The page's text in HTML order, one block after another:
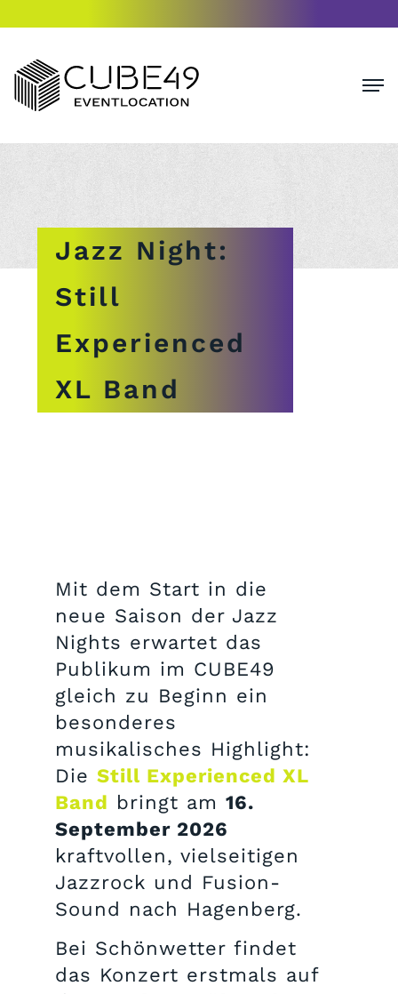
Jazz Night:
Still
Experienced
XL Band
Mit dem Start in die
neue Saison der Jazz
Nights erwartet das
Publikum im CUBE49
gleich zu Beginn ein
besonderes
musikalisches Highlight:
Die Still Experienced XL
Band bringt am 16.
September 2026
kraftvollen, vielseitigen
Jazzrock und Fusion-
Sound nach Hagenberg.
Bei Schönwetter findet
das Konzert erstmals auf